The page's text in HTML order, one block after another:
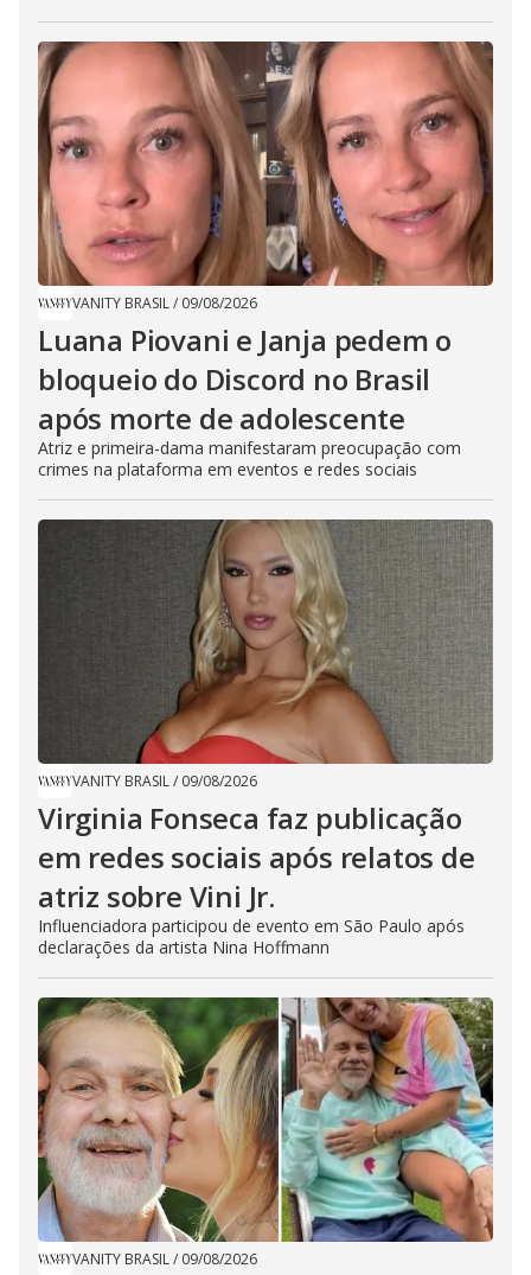
VANITY BRASIL/ 09/08/2026
Luana Piovani e Janja pedem o
bloqueio do Discord no Brasil
após morte de adolescente
Atriz e primeira-dama manifestaram preocupação com
crimes na plataforma em eventos e redes sociais
VANITY BRASIL/ 09/08/2026
Virginia Fonseca faz publicação
em redes sociais após relatos de
atriz sobre Vini Jr.
Influenciadora participou de evento em São Paulo após
declarações da artista Nina Hoffmann
VANITY BRASIL/ 09/08/2026